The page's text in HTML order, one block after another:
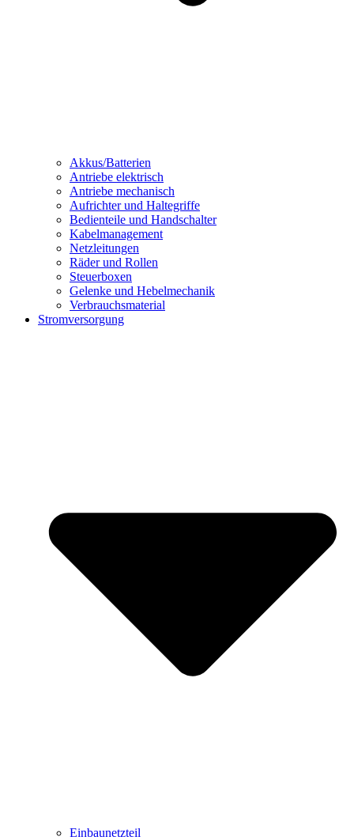
Akkus/Batterien
Antriebe elektrisch
Antriebe mechanisch
Aufrichter und Haltegriffe
Bedienteile und Handschalter
Kabelmanagement
Netzleitungen
Räder und Rollen
Steuerboxen
Gelenke und Hebelmechanik
Verbrauchsmaterial
Stromversorgung
Einbaunetzteil